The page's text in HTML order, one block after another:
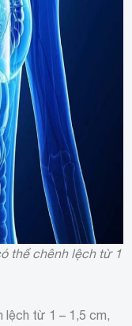
thể chênh lệch từ 1
lệch từ 1 – 1,5 cm,